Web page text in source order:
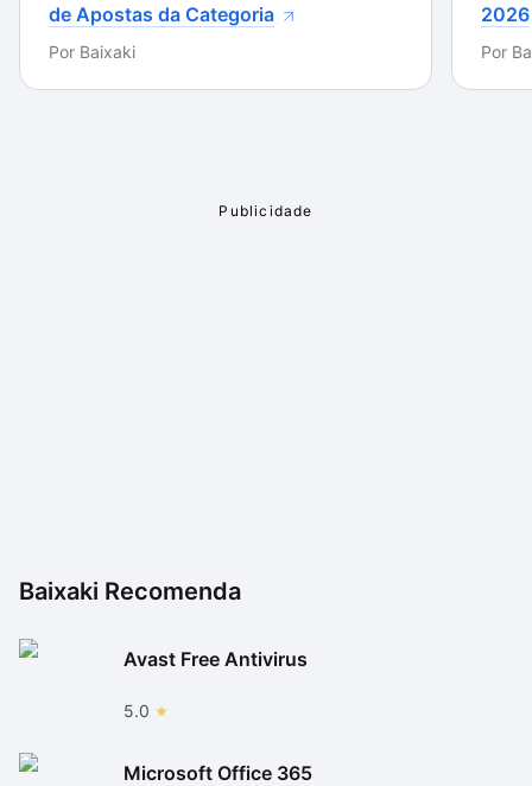
de Apostas da Categoria
Por Baixaki
2026
Por
Baixaki Recomenda
Avast Free Antivirus
5.0
Microsoft Office 365